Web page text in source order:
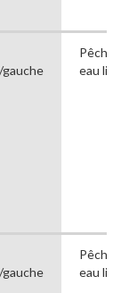
Pêche
eau
Pêche
eau